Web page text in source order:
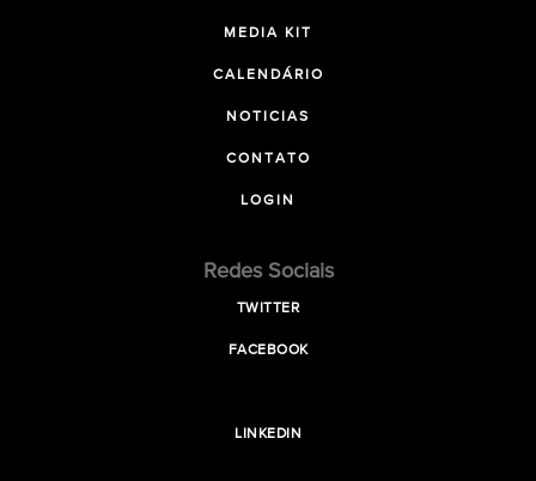
MEDIA KIT
CALENDÁRIO
NOTICIAS
CONTATO
LOGIN
Redes Sociais
TWITTER
FACEBOOK
LINKEDIN